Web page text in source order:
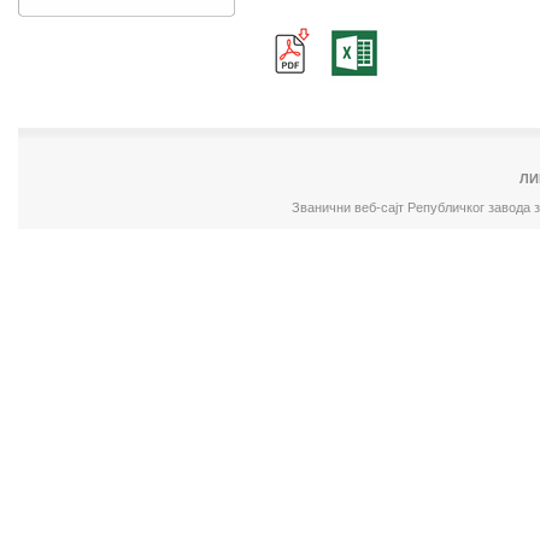
Званични веб-сајт Републичког